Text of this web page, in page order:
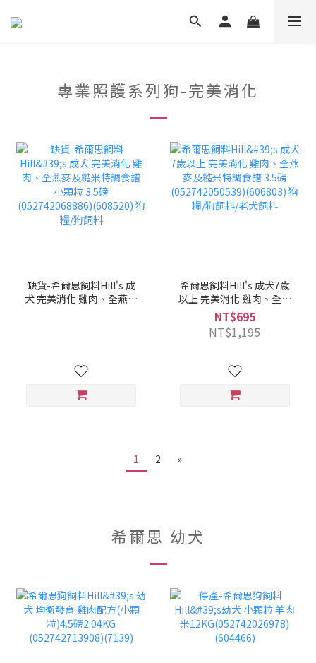
專業照護系列狗-完美消化
缺貨-希爾思飼料Hill's 成
犬 完美消化 雞肉、全燕麥
希爾思飼料Hill's 成犬7歲
以上 完美消化 雞肉、全燕
麥及糙米特調食譜 3.5磅
(052742050539)(606803)
狗糧/狗飼料/老犬飼料
NT$695
NT$1,195
1 2 »
希爾思 幼犬